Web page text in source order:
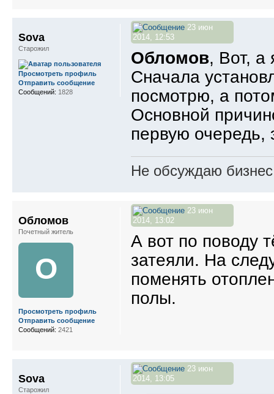
23 июн
2014, 12:53
Обломов, Вот, а
Сначала
посмотрю, а
Основной
первую очередь,
Не обсуждаю
Sova
Старожил
Просмотреть профиль
Отправить сообщение
Сообщений: 1828
23 июн
2014, 13:02
А вот по поводу
затеяли. На
поменять
полы.
Обломов
Почетный житель
О
Просмотреть профиль
Отправить сообщение
Сообщений: 2421
23 июн
2014, 13:05
Sova
Старожил